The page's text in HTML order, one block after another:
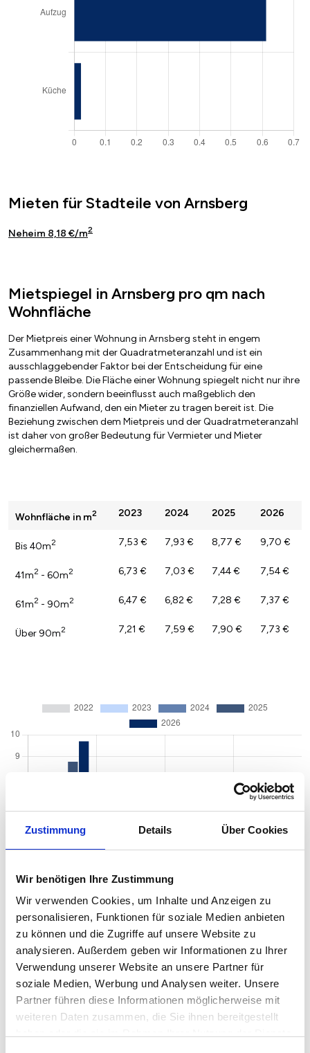
Zustimmung Details Über Cookies
Wir benötigen Ihre Zustimmung
Wir verwenden Cookies, um Inhalte und Anzeigen zu
personalisieren, Funktionen für soziale Medien anbieten
zu können und die Zugriffe auf unsere Website zu
analysieren. Außerdem geben wir Informationen zu Ihrer
Verwendung unserer Website an unsere Partner für
soziale Medien, Werbung und Analysen weiter. Unsere
Partner führen diese Informationen möglicherweise mit
weiteren Daten zusammen, die Sie ihnen bereitgestellt
Mieten für Stadteile von Arnsberg
Neheim 8,18 €/m2
Mietspiegel in Arnsberg pro qm nach
Wohnfläche
Der Mietpreis einer Wohnung in Arnsberg steht in engem
Zusammenhang mit der Quadratmeteranzahl und ist ein
ausschlaggebender Faktor bei der Entscheidung für eine
passende Bleibe. Die Fläche einer Wohnung spiegelt nicht nur ihre
Größe wider, sondern beeinflusst auch maßgeblich den
finanziellen Aufwand, den ein Mieter zu tragen bereit ist. Die
Beziehung zwischen dem Mietpreis und der Quadratmeteranzahl
ist daher von großer Bedeutung für Vermieter und Mieter
gleichermaßen.
Wohnfläche in m2 2023 2024 2025 2026
Bis 40m2 7,53 € 7,93 € 8,77 € 9,70 €
41m2 - 60m2 6,73 € 7,03 € 7,44 € 7,54 €
61m2 - 90m2 6,47 € 6,82 € 7,28 € 7,37 €
Über 90m2 7,21 € 7,59 € 7,90 € 7,73 €
Mietspiegel nach Baujahr pro qm 2026 in